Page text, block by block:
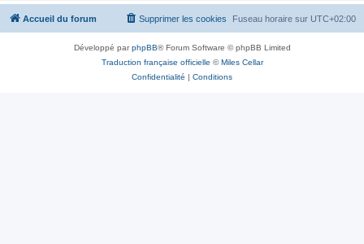
Accueil du forum Fuseau horaire sur UTC+02:00
Supprimer les cookies
Développé parphpBB® Forum Software © phpBB Limited
Traduction française officielle ©Miles Cellar
Confidentialité | Conditions